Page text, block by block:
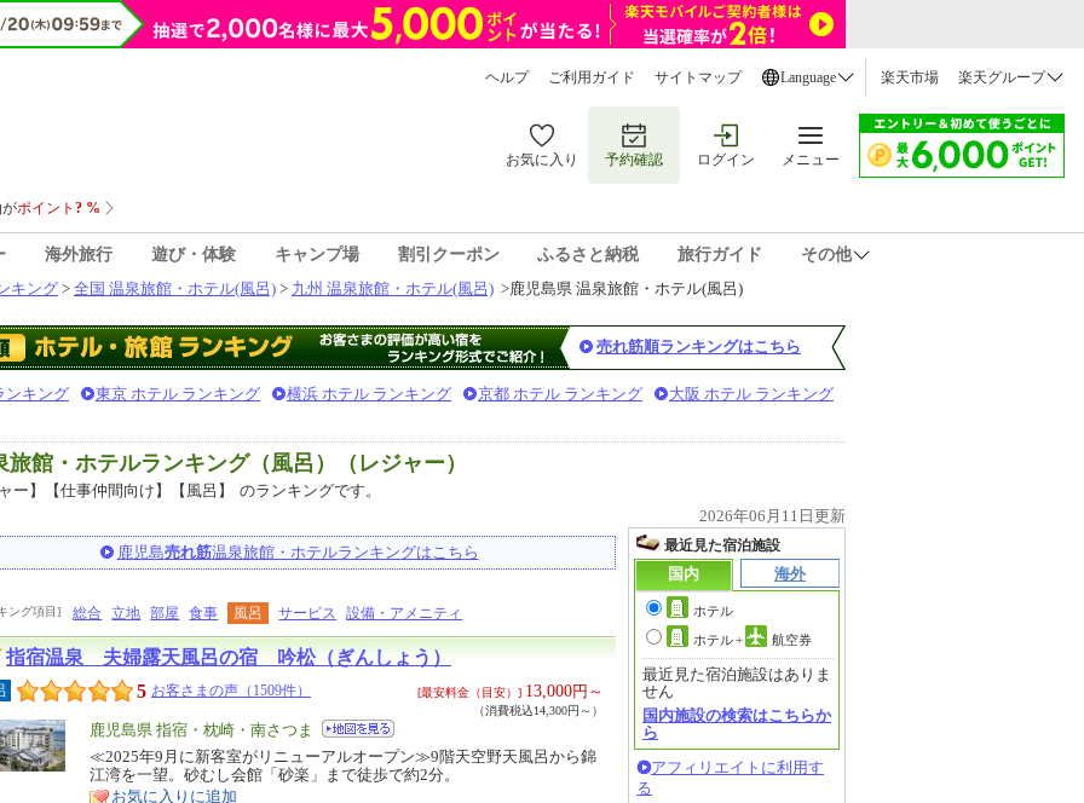
ヘルプ ご利用ガイド サイトマップ Language 楽天市場 楽天グループ
お気に入り 予約確認 ログイン メニュー
海外旅行 遊び・体験 キャンプ場 割引クーポン ふるさと納税 旅行ガイド
その他
キング > 全国 温泉旅館・ホテル(風呂) > 九州 温泉旅館・ホテル(風呂) >鹿児島県 温泉旅館・ホテル(風呂)
売れ筋順ランキングはこちら
ンキング 東京 ホテル ランキング 横浜 ホテル ランキング 京都 ホテル ランキング 大阪 ホテル ランキング
館・ホテルランキング（風呂）（レジャー）
ー】【仕事仲間向け】【風呂】
のランキングです。
2026年06月11日更新
鹿児島売れ筋温泉旅館・ホテルランキングはこちら
ング項目] 総合 立地 部屋 食事 風呂 サービス 設備・アメニティ
指宿温泉 夫婦露天風呂の宿 吟松（ぎんしょう）
5 お客さまの声（1509件） [最安料金（目安）] 13,000円～
（消費税込14,300円～）
エ
リ
ア
鹿児島県 指宿・枕崎・南さつま
特
徴
≪2025年9月に新客室がリニューアルオープン≫9階天空野天風呂から錦
江湾を一望。砂むし会館「砂楽」まで徒歩で約2分。
お気に入りに追加
最近見た宿泊施設
国内
海外
ホテル
ホテル+ 航空券
最近見た宿泊施設はありま
せん
国内施設の検索はこちらか
ら
アフィリエイトに利用す
る